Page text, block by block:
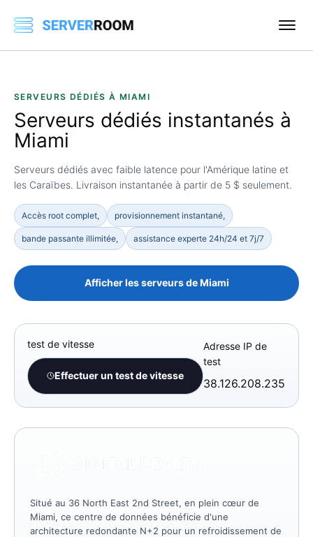
SERVEURS DÉDIÉS À MIAMI
Serveurs dédiés instantanés à
Miami
Serveurs dédiés avec faible latence pour l'Amérique latine et
les Caraïbes. Livraison instantanée à partir de 5 $ seulement.
Accès root complet, provisionnement instantané,
bande passante illimitée, assistance experte 24h/24 et 7j/7
Afficher les serveurs de Miami
test de vitesse
Effectuer un test de vitesse
Adresse IP de
test
38.126.208.235
Situé au 36 North East 2nd Street, en plein cœur de
Miami, ce centre de données bénéficie d'une
architecture redondante N+2 pour un refroidissement de